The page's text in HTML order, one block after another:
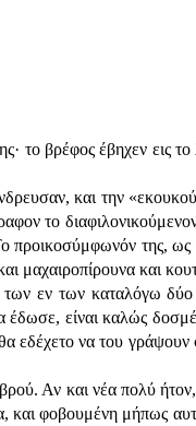
το βρέφος έβηχεν εις
και την
το
προικοσύμφωνόν της,
μαχαιροπίρουνα και
εν των καταλόγω
είναι καλώς
να του γράψουν
Αν και νέα πολύ
και φοβουμένη μήπως